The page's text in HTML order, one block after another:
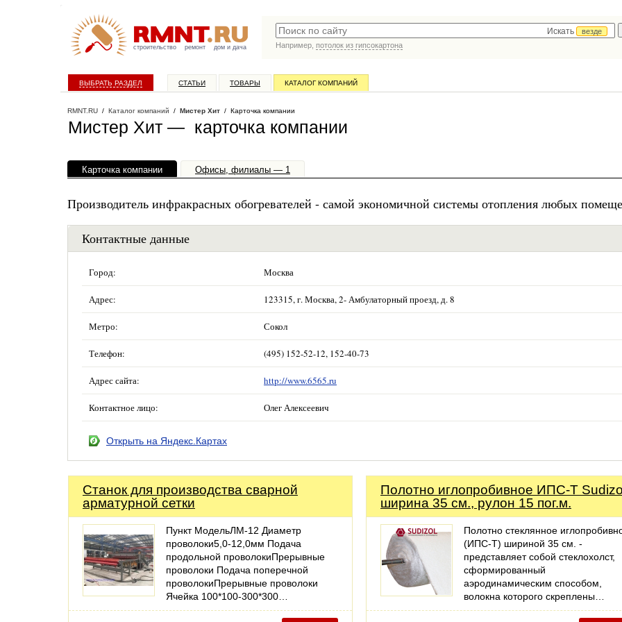
строительство ремонт дом и дача
Искать
везде
Например, потолок из гипсокартона
ВЫБРАТЬ РАЗДЕЛ СТАТЬИ ТОВАРЫ КАТАЛОГ КОМПАНИЙ
RMNT.RU / Каталог компаний / Мистер Хит / Карточка компании
Мистер Хит — карточка компании
Карточка компании Офисы, филиалы — 1
Производитель инфракрасных обогревателей - самой экономичной системы отопления любых
Контактные данные
Город: Москва
Адрес: 123315, г. Москва, 2- Амбулаторный проезд, д. 8
Метро: Сокол
Телефон: (495) 152-52-12, 152-40-73
Адрес сайта: http://www.6565.ru
Контактное лицо: Олег Алексеевич
Открыть на Яндекс.Картах
Станок для производства сварной
арматурной сетки
Пункт МодельЛМ-12 Диаметр
проволоки5,0-12,0мм Подача
продольной проволокиПрерывные
проволоки Подача поперечной
проволокиПрерывные проволоки
Ячейка 100*100-300*300…
Полотно иглопробивное ИПС-Т
ширина 35 см., рулон 15 пог.м.
Полотно стеклянное
(ИПС-Т) шириной 35 см. -
представляет собой стеклохолст,
сформированный
аэродинамическим способом,
волокна которого скреплены…